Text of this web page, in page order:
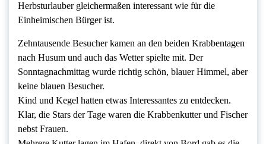
Herbsturlauber gleichermaßen interessant wie für die
Einheimischen Bürger ist.
Zehntausende Besucher kamen an den beiden Krabbentagen
nach Husum und auch das Wetter spielte mit. Der
Sonntagnachmittag wurde richtig schön, blauer Himmel, aber
keine blauen Besucher.
Kind und Kegel hatten etwas Interessantes zu entdecken.
Klar, die Stars der Tage waren die Krabbenkutter und Fischer
nebst Frauen.